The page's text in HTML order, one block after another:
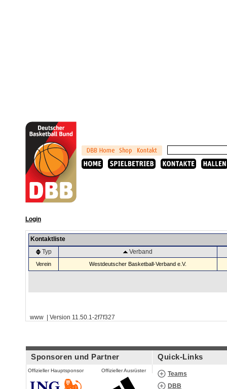
Login
Kontaktliste
Typ
Verband
Verein Westdeutscher Basketball-Verband e.V.
www | Version 11.50.1-2f7f327
Sponsoren und Partner
Offizieller Hauptsponsor Offizieller Ausrüster
Quick-Links
Teams
DBB